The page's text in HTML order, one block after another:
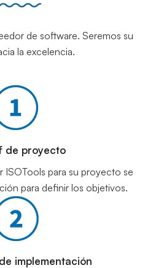
de software. Seremos su
la excelencia.
de proyecto
ISOTools para su proyecto se
para definir los objetivos.
implementación